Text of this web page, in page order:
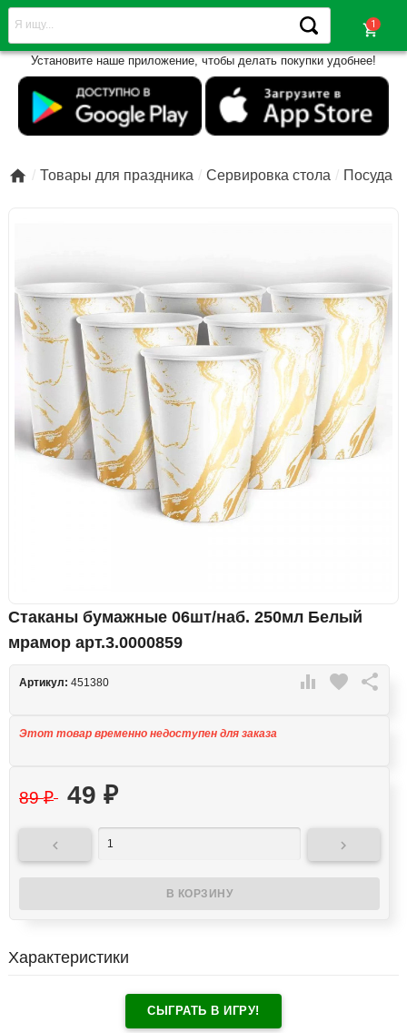
shopping_cart
Установите наше приложение, чтобы делать покупки удобнее!
 Товары для праздника Сервировка стола Посуда
Стаканы бумажные 06шт/наб. 250мл Белый
мрамор арт.3.0000859
 favorite 
Артикул: 451380
Этот товар временно недоступен для заказа
89₽ 49 ₽
 
Характеристики
СЫГРАТЬ В ИГРУ!